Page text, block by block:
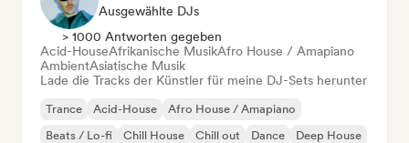
Ausgewählte DJs
> 1000 Antworten gegeben
Acid-HouseAfrikanische MusikAfro House / Amapiano
AmbientAsiatische Musik
Lade die Tracks der Künstler für meine DJ-Sets herunter
Trance Acid-House
Afro House / Amapiano
Beats / Lo-fi
Chill House Chill out Dance Deep House